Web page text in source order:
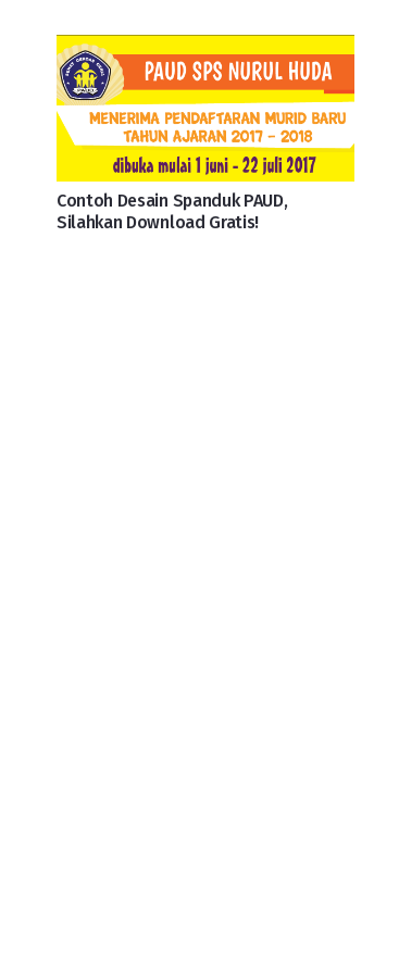
Contoh Desain Spanduk PAUD,
Silahkan Download Gratis!